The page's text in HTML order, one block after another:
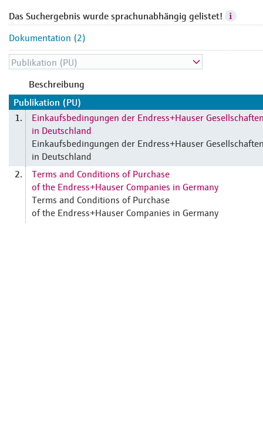
Das Suchergebnis wurde sprachunabhängig gelistet!
Dokumentation (2)
Beschreibung
Publikation (PU)
1.
Einkaufsbedingungen der Endress+Hauser
in Deutschland
Einkaufsbedingungen der Endress+Hauser
in Deutschland
2.
Terms and Conditions of Purchase
of the Endress+Hauser Companies in Germany
Terms and Conditions of Purchase
of the Endress+Hauser Companies in Germany